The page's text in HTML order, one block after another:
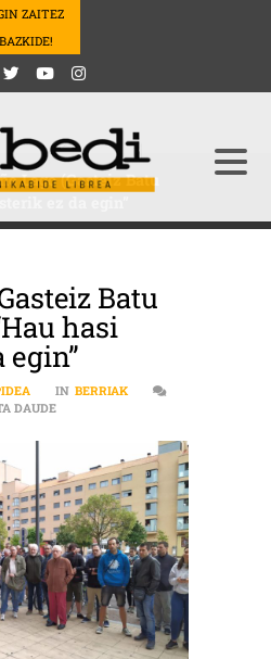
ZAITEZ
BAZKIDE!
Lago (Gasteiz Batu
Batu
hasi
egin”
IN BERRIAK
DAUDEZURIÑE LAGO (GASTEIZ BATU